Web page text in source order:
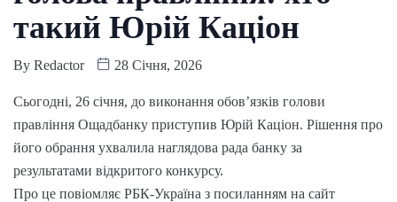
такий Юрій Каціон
By Redactor 28 Січня, 2026
Сьогодні, 26 січня, до виконання обов’язків голови
правління Ощадбанку приступив Юрій Каціон. Рішення про
його обрання ухвалила наглядова рада банку за
результатами відкритого конкурсу.
Про це повіомляє РБК-Україна з посиланням на сайт